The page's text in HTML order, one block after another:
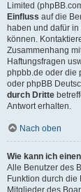
Limited
Einfluss auf die
haben und dafür
können.
Zusammenhang
Haftungsfragen
phpbb.de oder die
oder phpBB
durch Dritte
Antwort erhalten.
Nach oben
Wie kann ich
Alle Benutzer des
Funktion durch
Mitglieder des